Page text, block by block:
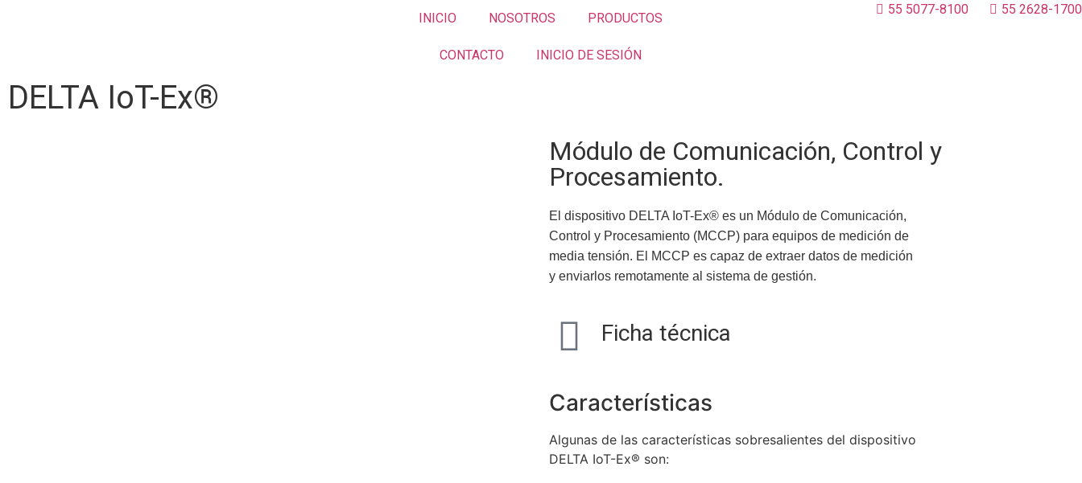
INICIO NOSOTROS PRODUCTOS
CONTACTO INICIO DE SESIÓN
55 5077-8100 55 2628-1700
DELTA IoT-Ex®
Módulo de Comunicación, Control y
Procesamiento.
El dispositivo DELTA IoT-Ex® es un Módulo de Comunicación,
Control y Procesamiento (MCCP) para equipos de medición de
media tensión. El MCCP es capaz de extraer datos de medición
y enviarlos remotamente al sistema de gestión.
Ficha técnica
Características
Algunas de las características sobresalientes del dispositivo
DELTA IoT-Ex® son: